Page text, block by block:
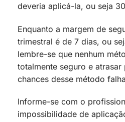
deveria aplicá-la, ou seja
Enquanto a margem de
trimestral é de 7 dias, ou
lembre-se que nenhum
totalmente seguro e atrasar
chances desse método
Informe-se com o
impossibilidade de